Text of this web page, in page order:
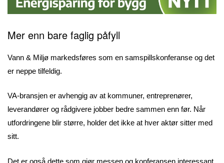
Mer enn bare faglig påfyll
Vann & Miljø markedsføres som en samspillskonferanse og det
er neppe tilfeldig.
VA-bransjen er avhengig av at kommuner, entreprenører,
leverandører og rådgivere jobber bedre sammen enn før. Når
utfordringene blir større, holder det ikke at hver aktør sitter med
sitt.
Det er også dette som gjør messen og konferansen interessant